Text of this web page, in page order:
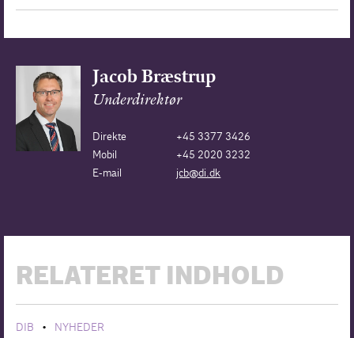
Jacob Bræstrup
Underdirektør
Direkte
+45 3377 3426
Mobil
+45 2020 3232
E-mail
jcb@di.dk
RELATERET INDHOLD
DIB • NYHEDER